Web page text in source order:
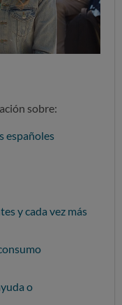
sobre:
españoles
y cada vez más
o